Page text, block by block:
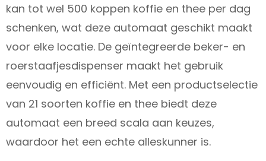
kan tot wel 500 koppen koffie en thee per dag
schenken, wat deze automaat geschikt maakt
voor elke locatie. De geïntegreerde beker- en
roerstaafjesdispenser maakt het gebruik
eenvoudig en efficiënt. Met een productselectie
van 21 soorten koffie en thee biedt deze
automaat een breed scala aan keuzes,
waardoor het een echte alleskunner is.